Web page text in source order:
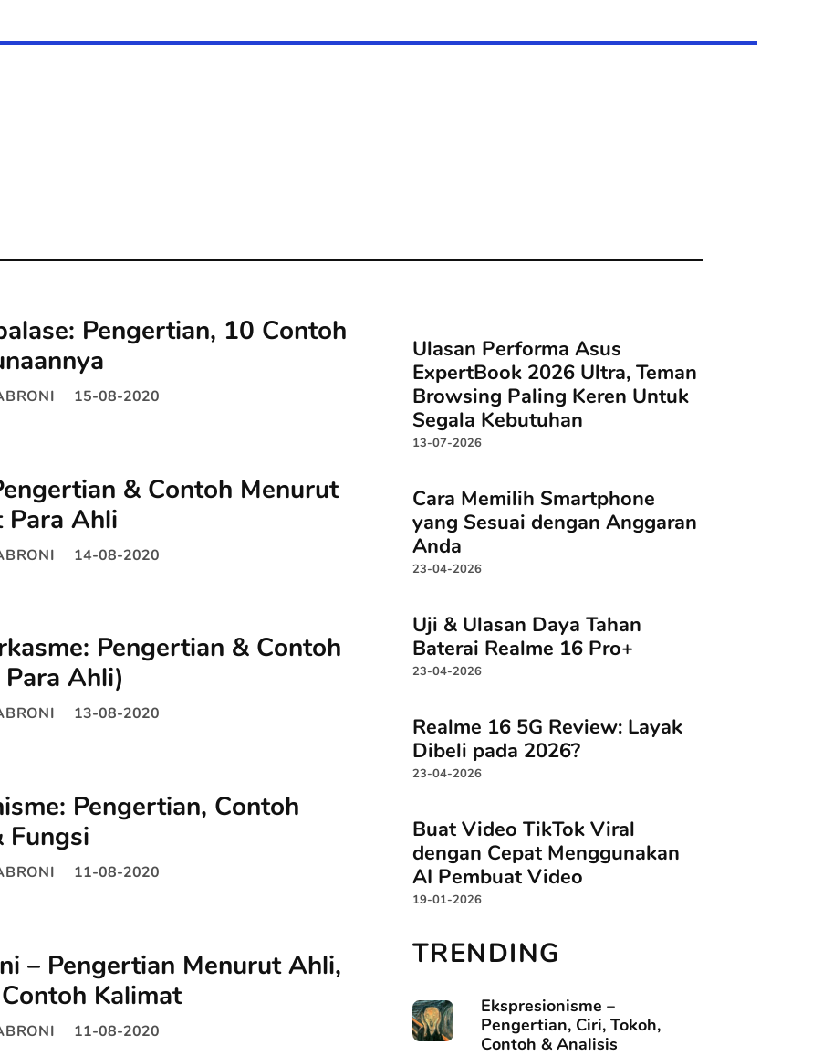
Pengertian, 10 Contoh
15-08-2020
& Contoh Menurut
Para Ahli
14-08-2020
Pengertian & Contoh
Ahli)
13-08-2020
Pengertian, Contoh
Fungsi
11-08-2020
– Pengertian Menurut Ahli,
Kalimat
11-08-2020
Ulasan Performa Asus
ExpertBook 2026 Ultra, Teman
Browsing Paling Keren Untuk
Segala Kebutuhan
13-07-2026
Cara Memilih Smartphone
yang Sesuai dengan Anggaran
Anda
23-04-2026
Uji & Ulasan Daya Tahan
Baterai Realme 16 Pro+
23-04-2026
Realme 16 5G Review: Layak
Dibeli pada 2026?
23-04-2026
Buat Video TikTok Viral
dengan Cepat Menggunakan
AI Pembuat Video
19-01-2026
TRENDING
Ekspresionisme –
Pengertian, Ciri, Tokoh,
Contoh & Analisis